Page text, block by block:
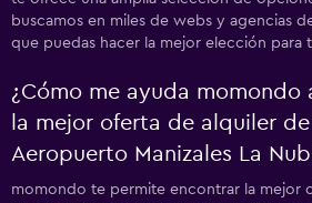
buscamos en miles de webs y agencias
que puedas hacer la mejor elección para
¿Cómo me ayuda momondo
la mejor oferta de alquiler
Aeropuerto Manizales La
momondo te permite encontrar la mejor